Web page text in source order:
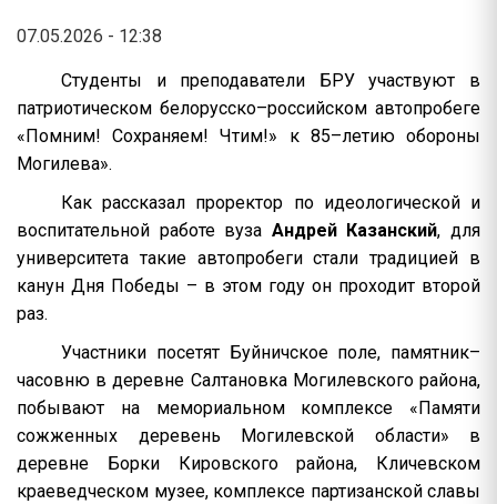
07.05.2026 - 12:38
Студенты и преподаватели БРУ участвуют в
патриотическом белорусско–российском автопробеге
«Помним! Сохраняем! Чтим!» к 85–летию обороны
Могилева».
Как рассказал проректор по идеологической и
воспитательной работе вуза Андрей Казанский, для
университета такие автопробеги стали традицией в
канун Дня Победы – в этом году он проходит второй
раз.
Участники посетят Буйничское поле, памятник–
часовню в деревне Салтановка Могилевского района,
побывают на мемориальном комплексе «Памяти
сожженных деревень Могилевской области» в
деревне Борки Кировского района, Кличевском
краеведческом музее, комплексе партизанской славы